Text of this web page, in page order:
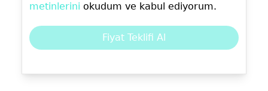
metinlerini okudum ve kabul ediyorum.
Fiyat Teklifi Al